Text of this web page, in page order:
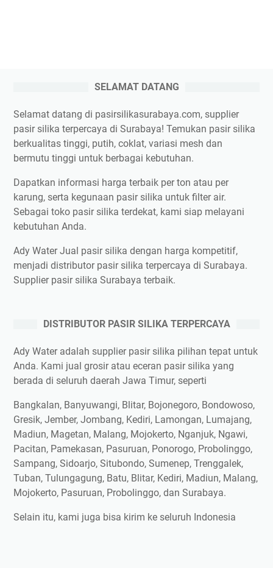
SELAMAT DATANG
Selamat datang di pasirsilikasurabaya.com, supplier
pasir silika terpercaya di Surabaya! Temukan pasir silika
berkualitas tinggi, putih, coklat, variasi mesh dan
bermutu tinggi untuk berbagai kebutuhan.
Dapatkan informasi harga terbaik per ton atau per
karung, serta kegunaan pasir silika untuk filter air.
Sebagai toko pasir silika terdekat, kami siap melayani
kebutuhan Anda.
Ady Water Jual pasir silika dengan harga kompetitif,
menjadi distributor pasir silika terpercaya di Surabaya.
Supplier pasir silika Surabaya terbaik.
DISTRIBUTOR PASIR SILIKA TERPERCAYA
Ady Water adalah supplier pasir silika pilihan tepat untuk
Anda. Kami jual grosir atau eceran pasir silika yang
berada di seluruh daerah Jawa Timur, seperti
Bangkalan, Banyuwangi, Blitar, Bojonegoro, Bondowoso,
Gresik, Jember, Jombang, Kediri, Lamongan, Lumajang,
Madiun, Magetan, Malang, Mojokerto, Nganjuk, Ngawi,
Pacitan, Pamekasan, Pasuruan, Ponorogo, Probolinggo,
Sampang, Sidoarjo, Situbondo, Sumenep, Trenggalek,
Tuban, Tulungagung, Batu, Blitar, Kediri, Madiun, Malang,
Mojokerto, Pasuruan, Probolinggo, dan Surabaya.
Selain itu, kami juga bisa kirim ke seluruh Indonesia